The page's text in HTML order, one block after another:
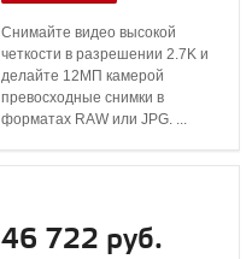
Снимайте видео высокой
четкости в разрешении 2.7K и
делайте 12МП камерой
превосходные снимки в
форматах RAW или JPG. ...
46 722 руб.